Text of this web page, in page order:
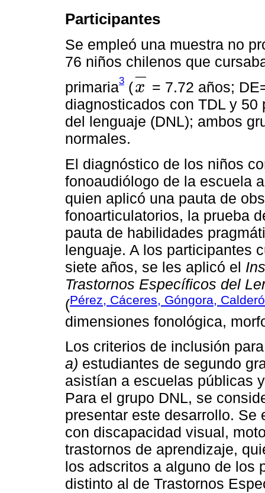
Participantes
Se empleó una muestra no
76 niños chilenos que
primaria3 (x
−
x-
= 7.72 años;
diagnosticados con TDL y
del lenguaje (DNL); ambos
normales.
El diagnóstico de los niños
fonoaudiólogo de la escuela
quien aplicó una pauta de
fonoarticulatorios, la prueba
pauta de habilidades
lenguaje. A los participantes
siete años, se les aplicó el
Trastornos Específicos del
(Pérez, Cáceres, Góngora,
dimensiones fonológica,
Los criterios de inclusión
a) estudiantes de segundo
asistían a escuelas públicas
Para el grupo DNL, se
presentar este desarrollo.
con discapacidad visual,
trastornos de aprendizaje,
los adscritos a alguno de los
distinto al de Trastornos